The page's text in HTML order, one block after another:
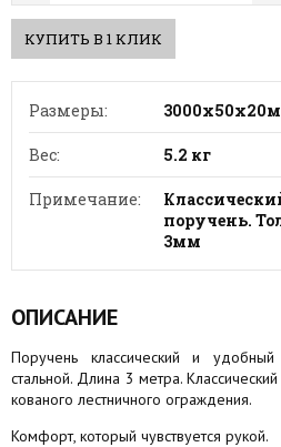
КУПИТЬ В 1 КЛИК
Размеры:
Вес: 5.2 кг
Примечание:
поручень.
3мм
ОПИСАНИЕ
Поручень классический и
стальной. Длина 3 метра.
кованого лестничного ограждения.
Комфорт, который чувствуется рукой.